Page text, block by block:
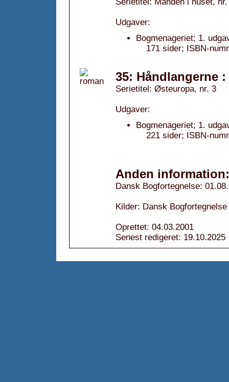
Udgaver:
Bogmenageriet; 1.
171 sider; ISBN-
35: Håndlangerne
Serietitel: Østeuropa, nr. 3
Udgaver:
Bogmenageriet; 1.
221 sider; ISBN-
Anden information:
Dansk Bogfortegnelse:
Kilder: Dansk
Oprettet: 04.03.2001
Senest redigeret: 19.10.2025